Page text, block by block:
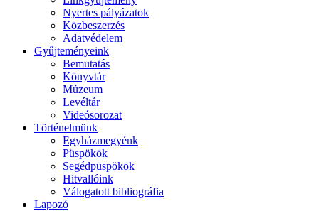
Nyertes pályázatok
Közbeszerzés
Adatvédelem
Gyűjteményeink
Bemutatás
Könyvtár
Múzeum
Levéltár
Videósorozat
Történelmünk
Egyházmegyénk
Püspökök
Segédpüspökök
Hitvallóink
Válogatott bibliográfia
Lapozó